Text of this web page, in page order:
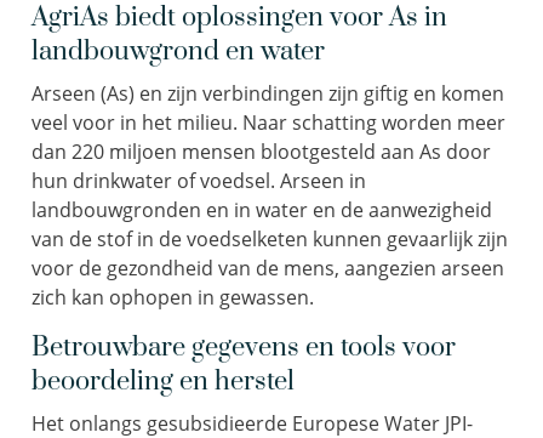
AgriAs biedt oplossingen voor As in
landbouwgrond en water
Arseen (As) en zijn verbindingen zijn giftig en komen
veel voor in het milieu. Naar schatting worden meer
dan 220 miljoen mensen blootgesteld aan As door
hun drinkwater of voedsel. Arseen in
landbouwgronden en in water en de aanwezigheid
van de stof in de voedselketen kunnen gevaarlijk zijn
voor de gezondheid van de mens, aangezien arseen
zich kan ophopen in gewassen.
Betrouwbare gegevens en tools voor
beoordeling en herstel
Het onlangs gesubsidieerde Europese Water JPI-